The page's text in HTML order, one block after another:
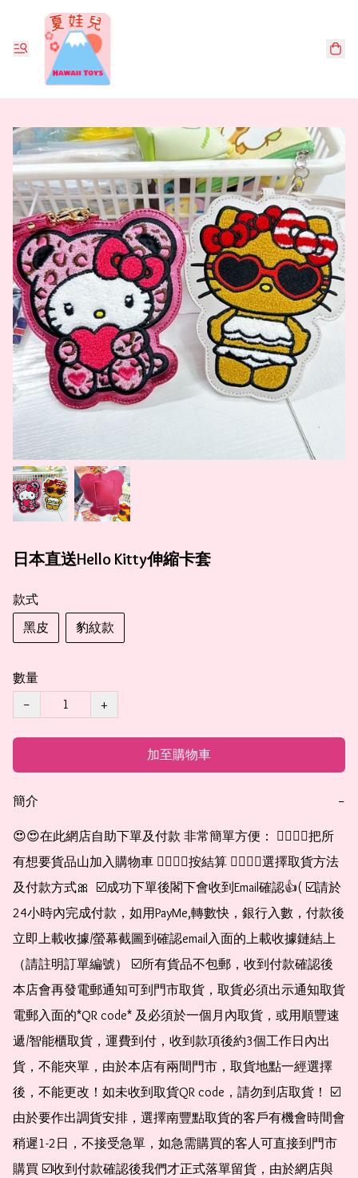
日本直送Hello Kitty伸縮卡套
款式
黑皮
豹紋款
數量
−
+
加至購物車
簡介 −
😍😍在此網店自助下單及付款 非常簡單方便： 👉🏻👉🏻把所
有想要貨品山加入購物車 👉🏻👉🏻按結算 👉🏻👉🏻選擇取貨方法
及付款方式🎀  ☑️成功下單後閣下會收到Email確認👍( ☑️請於
24小時內完成付款，如用PayMe,轉數快，銀行入數，付款後
立即上載收據/螢幕截圖到確認email入面的上載收據鏈結上
（請註明訂單編號） ☑️所有貨品不包郵，收到付款確認後
本店會再發電郵通知可到門市取貨，取貨必須出示通知取貨
電郵入面的*QR code* 及必須於一個月內取貨，或用順豐速
遞/智能櫃取貨，運費到付，收到款項後約3個工作日內出
貨，不能夾單，由於本店有兩間門市，取貨地點一經選擇
後，不能更改！如未收到取貨QR code，請勿到店取貨！ ☑️
由於要作出調貨安排，選擇南豐點取貨的客戶有機會時間會
稍遲1-2日，不接受急單，如急需購買的客人可直接到門市
購買 ☑️收到付款確認後我們才正式落單留貨，由於網店與